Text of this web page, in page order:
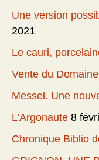
Une version
2021
Le cauri,
Vente du
Messel. Une
L’Argonaute 8
Chronique Biblio